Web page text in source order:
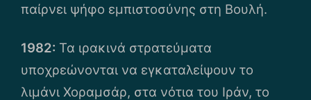
παίρνει ψήφο εμπιστοσύνης στη Βουλή.
1982: Τα ιρακινά στρατεύματα
υποχρεώνονται να εγκαταλείψουν το
λιμάνι Χοραμσάρ, στα νότια του Ιράν, το